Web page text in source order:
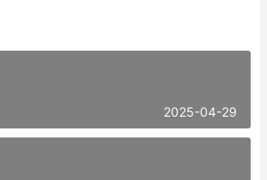
2025-04-29